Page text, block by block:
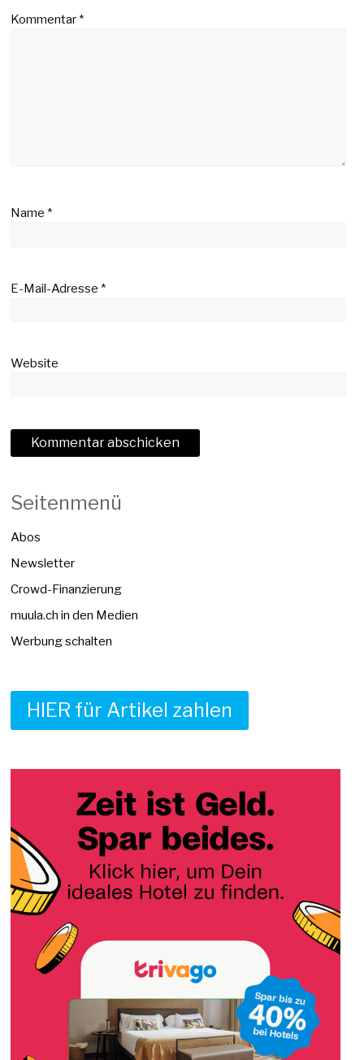
Kommentar*
Name*
E-Mail-Adresse*
Website
Seitenmenü
Abos
Newsletter
Crowd-Finanzierung
muula.ch in den Medien
Werbung schalten
HIER für Artikel zahlen